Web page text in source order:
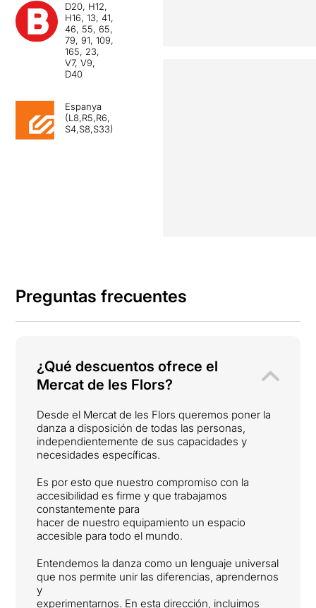
D20, H12,
H16, 13, 41,
46, 55, 65,
79, 91, 109,
165, 23,
V7, V9,
D40
Espanya
(L8,R5,R6,
S4,S8,S33)
Preguntas frecuentes
¿Qué descuentos ofrece el
Mercat de les Flors?
Desde el Mercat de les Flors queremos poner la
danza a disposición de todas las personas,
independientemente de sus capacidades y
necesidades específicas.
Es por esto que nuestro compromiso con la
accesibilidad es firme y que trabajamos
constantemente para
hacer de nuestro equipamiento un espacio
accesible para todo el mundo.
Entendemos la danza como un lenguaje universal
que nos permite unir las diferencias, aprendernos
y
experimentarnos. En esta dirección, incluimos